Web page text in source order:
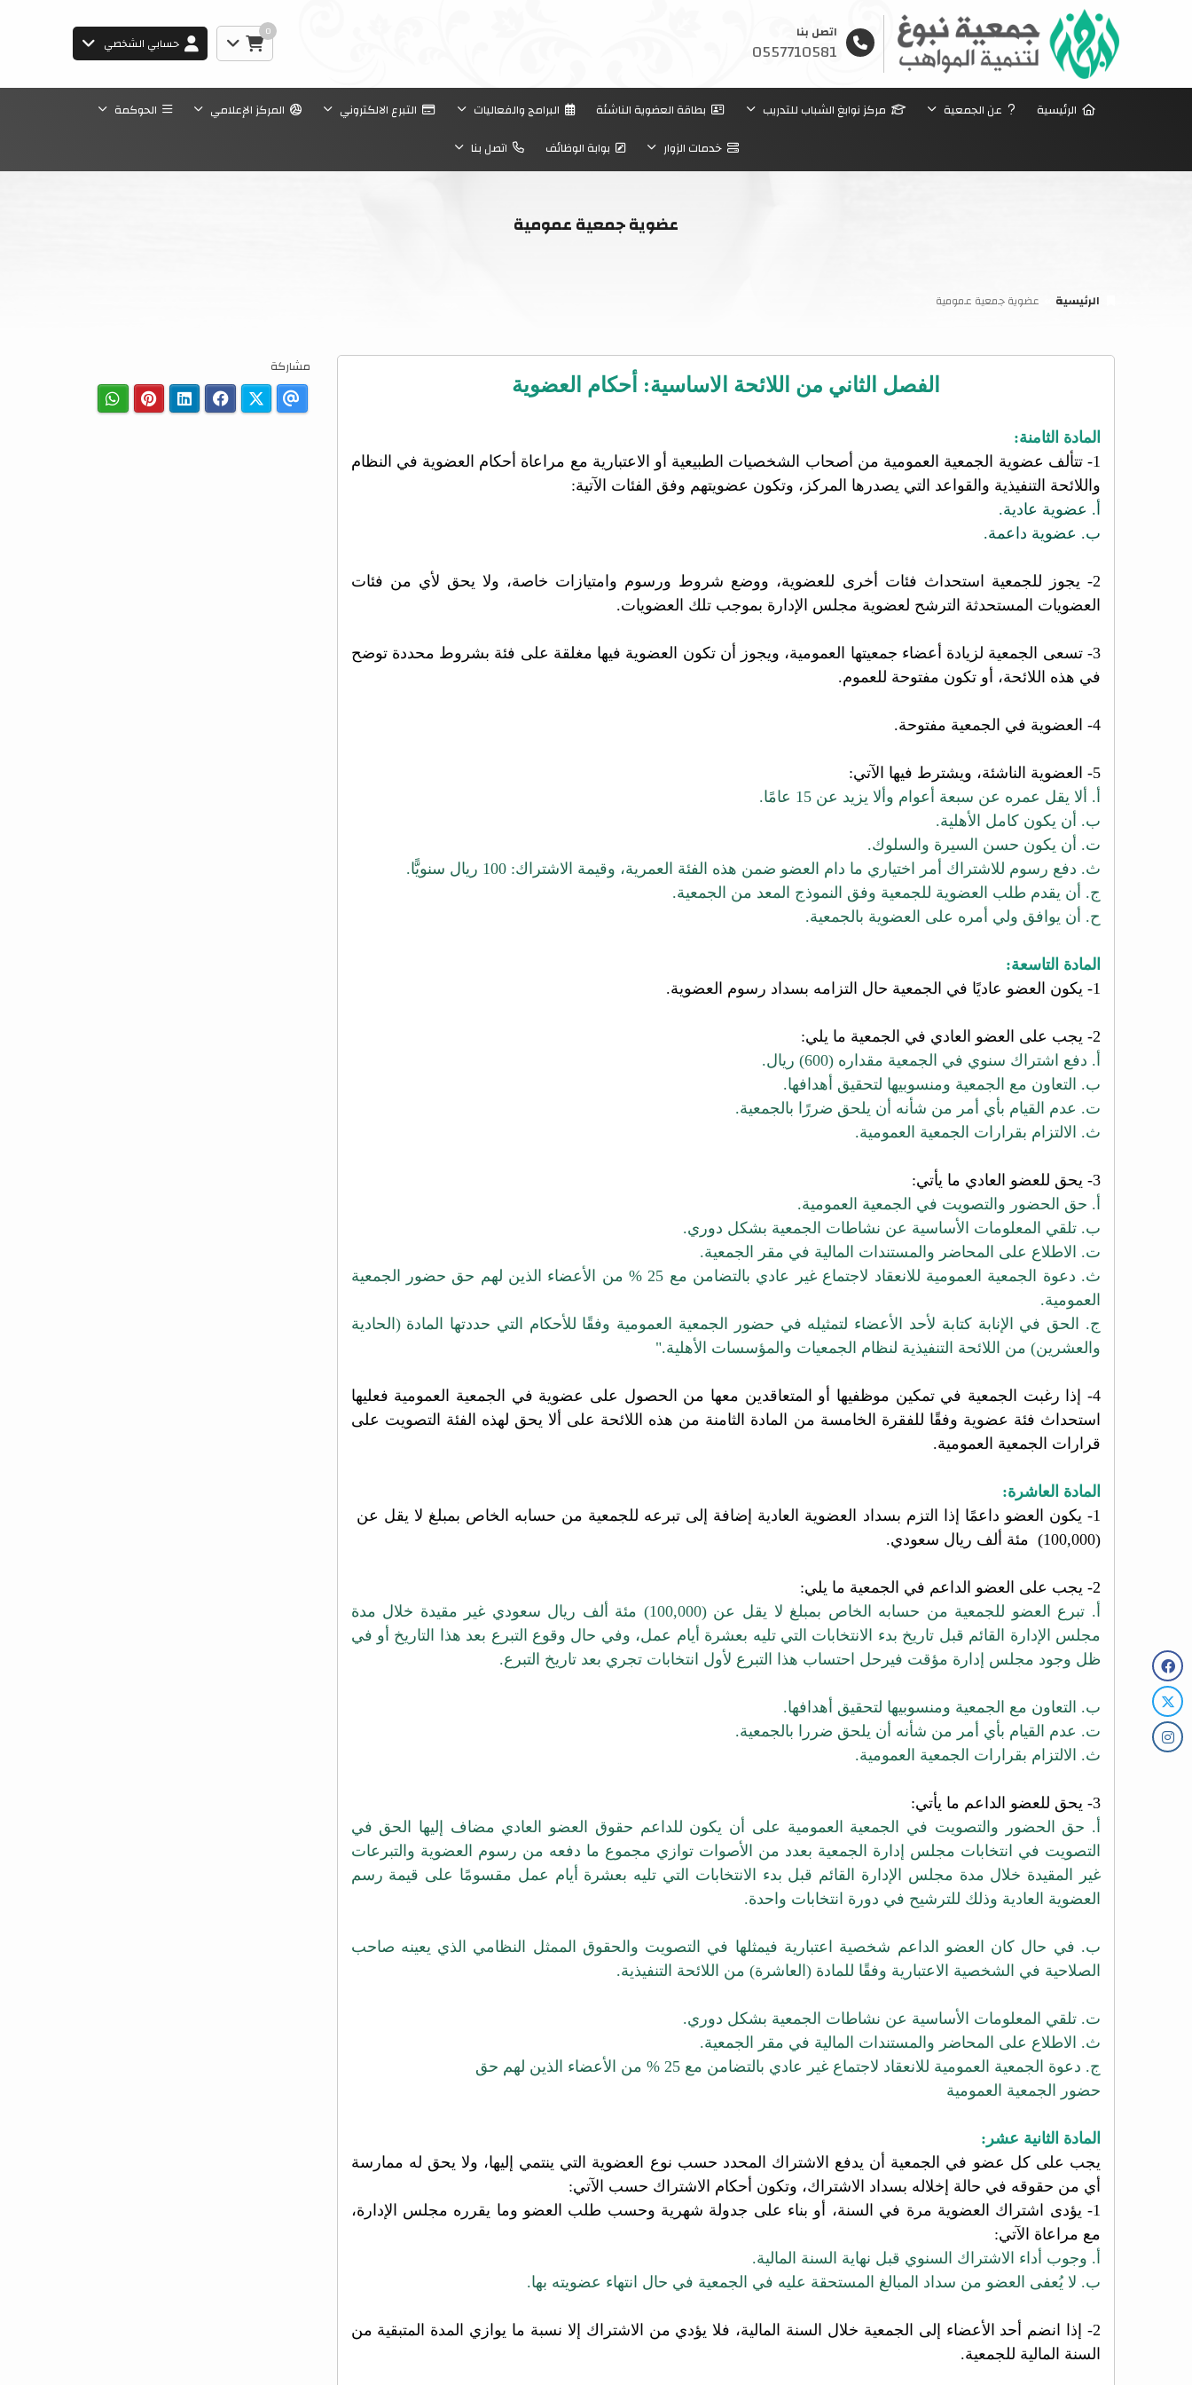
اتصل بنا
0557710581
0
حسابي الشخصي
الرئيسية عن الجمعية مركز نوابغ الشباب للتدريب بطاقة العضوية الناشئة البرامج والفعاليات التبرع الالكتروني المركز الإعلامي
الحوكمة
خدمات الزوار
بوابة الوظائف اتصل بنا
عضوية جمعية عمومية
الرئيسية عضوية جمعية عمومية
الفصل الثاني من اللائحة الاساسية: أحكام العضوية
المادة الثامنة:
1- تتألف عضوية الجمعية العمومية من أصحاب الشخصيات الطبيعية أو الاعتبارية مع مراعاة أحكام العضوية في النظام
واللائحة التنفيذية والقواعد التي يصدرها المركز، وتكون عضويتهم وفق الفئات الآتية:
أ. عضوية عادية.
ب. عضوية داعمة.
2- يجوز للجمعية استحداث فئات أخرى للعضوية، ووضع شروط ورسوم وامتيازات خاصة، ولا يحق لأي من فئات
العضويات المستحدثة الترشح لعضوية مجلس الإدارة بموجب تلك العضويات.
3- تسعى الجمعية لزيادة أعضاء جمعيتها العمومية، ويجوز أن تكون العضوية فيها مغلقة على فئة بشروط محددة
توضح
في هذه اللائحة، أو تكون مفتوحة للعموم.
4- العضوية في الجمعية مفتوحة.
5- العضوية الناشئة، ويشترط فيها الآتي:
أ. ألا يقل عمره عن سبعة أعوام وألا يزيد عن 15 عامًا.
ب. أن يكون كامل الأهلية.
ت. أن يكون حسن السيرة والسلوك.
ث. دفع رسوم للاشتراك أمر اختياري ما دام العضو ضمن هذه الفئة العمرية، وقيمة الاشتراك: 100 ريال
سنويًّا.
ج. أن يقدم طلب العضوية للجمعية وفق النموذج المعد من الجمعية.
ح. أن يوافق ولي أمره على العضوية بالجمعية.
المادة التاسعة:
1- يكون العضو عاديًا في الجمعية حال التزامه بسداد رسوم العضوية.
2- يجب على العضو العادي في الجمعية ما يلي:
أ. دفع اشتراك سنوي في الجمعية مقداره (600) ريال.
ب. التعاون مع الجمعية ومنسوبيها لتحقيق أهدافها.
ت. عدم القيام بأي أمر من شأنه أن يلحق ضررًا بالجمعية.
ث. الالتزام بقرارات الجمعية العمومية.
3- يحق للعضو العادي ما يأتي:
أ. حق الحضور والتصويت في الجمعية العمومية.
ب. تلقي المعلومات الأساسية عن نشاطات الجمعية بشكل دوري.
ت. الاطلاع على المحاضر والمستندات المالية في مقر الجمعية.
ث. دعوة الجمعية العمومية للانعقاد لاجتماع غير عادي بالتضامن مع 25 % من الأعضاء الذين لهم حق
حضور الجمعية
العمومية.
ج. الحق في الإنابة كتابة لأحد الأعضاء لتمثيله في حضور الجمعية العمومية وفقًا للأحكام التي حددتها المادة (الحادية
والعشرين) من اللائحة التنفيذية لنظام الجمعيات والمؤسسات الأهلية."
4- إذا رغبت الجمعية في تمكين موظفيها أو المتعاقدين معها من الحصول على عضوية في الجمعية العمومية فعليها
استحداث فئة عضوية وفقًا للفقرة الخامسة من المادة الثامنة من هذه اللائحة على ألا يحق لهذه الفئة التصويت على
قرارات الجمعية العمومية.
المادة العاشرة:
1- يكون العضو داعمًا إذا التزم بسداد العضوية العادية إضافة إلى تبرعه للجمعية من حسابه الخاص بمبلغ لا يقل
عن
(100,000) مئة ألف ريال سعودي.
2- يجب على العضو الداعم في الجمعية ما يلي:
أ. تبرع العضو للجمعية من حسابه الخاص بمبلغ لا يقل عن (100,000) مئة ألف ريال سعودي غير مقيدة
خلال مدة
مجلس الإدارة القائم قبل تاريخ بدء الانتخابات التي تليه بعشرة أيام عمل، وفي حال وقوع التبرع بعد هذا التاريخ أو في
ظل وجود مجلس إدارة مؤقت فيرحل احتساب هذا التبرع لأول انتخابات تجري بعد تاريخ التبرع.
ب. التعاون مع الجمعية ومنسوبيها لتحقيق أهدافها.
ت. عدم القيام بأي أمر من شأنه أن يلحق ضررا بالجمعية.
ث. الالتزام بقرارات الجمعية العمومية.
3- يحق للعضو الداعم ما يأتي:
أ. حق الحضور والتصويت في الجمعية العمومية على أن يكون للداعم حقوق العضو العادي مضاف إليها الحق في
التصويت في انتخابات مجلس إدارة الجمعية بعدد من الأصوات توازي مجموع ما دفعه من رسوم العضوية والتبرعات
غير المقيدة خلال مدة مجلس الإدارة القائم قبل بدء الانتخابات التي تليه بعشرة أيام عمل مقسومًا على قيمة رسم
العضوية العادية وذلك للترشيح في دورة انتخابات واحدة.
ب. في حال كان العضو الداعم شخصية اعتبارية فيمثلها في التصويت والحقوق الممثل النظامي الذي يعينه صاحب
الصلاحية في الشخصية الاعتبارية وفقًا للمادة (العاشرة) من اللائحة التنفيذية.
ت. تلقي المعلومات الأساسية عن نشاطات الجمعية بشكل دوري.
ث. الاطلاع على المحاضر والمستندات المالية في مقر الجمعية.
ج. دعوة الجمعية العمومية للانعقاد لاجتماع غير عادي بالتضامن مع 25 % من الأعضاء الذين لهم حق
حضور الجمعية العمومية
المادة الثانية عشر:
يجب على كل عضو في الجمعية أن يدفع الاشتراك المحدد حسب نوع العضوية التي ينتمي إليها، ولا يحق له ممارسة
أي من حقوقه في حالة إخلاله بسداد الاشتراك، وتكون أحكام الاشتراك حسب الآتي:
1- يؤدى اشتراك العضوية مرة في السنة، أو بناء على جدولة شهرية وحسب طلب العضو وما يقرره مجلس الإدارة،
مع مراعاة الآتي:
أ. وجوب أداء الاشتراك السنوي قبل نهاية السنة المالية.
ب. لا يُعفى العضو من سداد المبالغ المستحقة عليه في الجمعية في حال انتهاء عضويته بها.
2- إذا انضم أحد الأعضاء إلى الجمعية خلال السنة المالية، فلا يؤدي من الاشتراك إلا نسبة ما يوازي المدة المتبقية
من
السنة المالية للجمعية.
مشاركة